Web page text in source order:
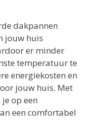
dakpannen
jouw huis
er minder
temperatuur te
energiekosten en
jouw huis. Met
op een
een comfortabel